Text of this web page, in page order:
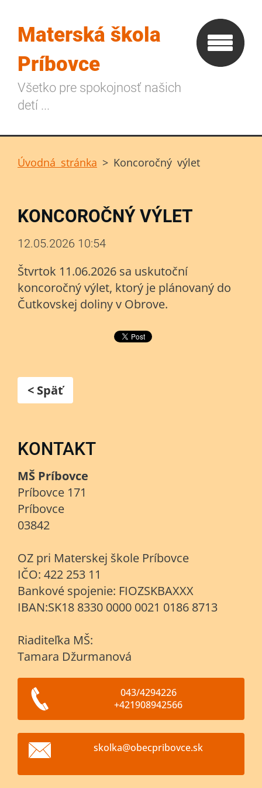
Materská škola
Príbovce
Všetko pre spokojnosť našich
detí ...
Úvodná stránka > Koncoročný výlet
KONCOROČNÝ VÝLET
12.05.2026 10:54
Štvrtok 11.06.2026 sa uskutoční
koncoročný výlet, ktorý je plánovaný do
Čutkovskej doliny v Obrove.
< Späť
KONTAKT
MŠ Príbovce
Príbovce 171
Príbovce
03842
OZ pri Materskej škole Príbovce
IČO: 422 253 11
Bankové spojenie: FIOZSKBAXXX
IBAN:SK18 8330 0000 0021 0186 8713
Riaditeľka MŠ:
Tamara Džurmanová
043/4294226
+421908942566
skolka@obecpribovce.sk